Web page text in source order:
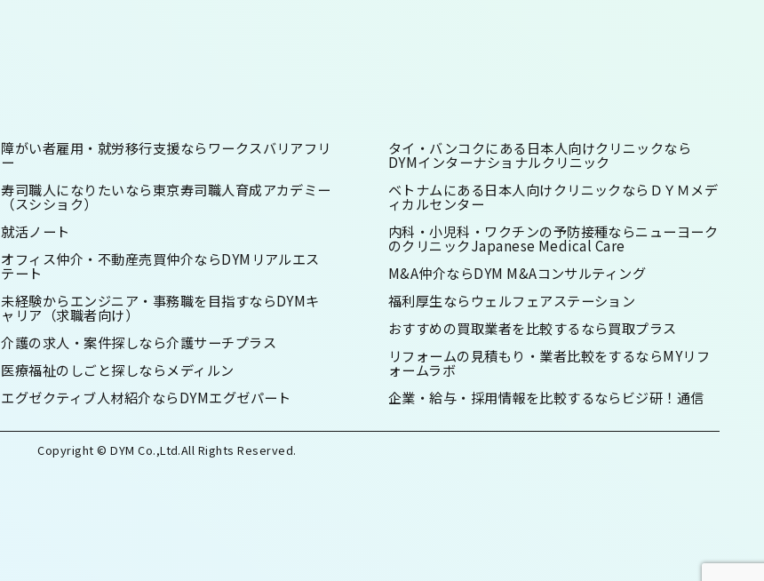
障がい者雇用・就労移行支援ならワークスバリアフリ
ー
寿司職人になりたいなら東京寿司職人育成アカデミー
（スシショク）
就活ノート
オフィス仲介・不動産売買仲介ならDYMリアルエス
テート
未経験からエンジニア・事務職を目指すならDYMキ
ャリア（求職者向け）
介護の求人・案件探しなら介護サーチプラス
医療福祉のしごと探しならメディルン
エグゼクティブ人材紹介ならDYMエグゼパート
タイ・バンコクにある日本人向けクリニックなら
DYMインターナショナルクリニック
ベトナムにある日本人向けクリニックならＤＹＭメデ
ィカルセンター
内科・小児科・ワクチンの予防接種ならニューヨーク
のクリニックJapanese Medical Care
M&A仲介ならDYM M&Aコンサルティング
福利厚生ならウェルフェアステーション
おすすめの買取業者を比較するなら買取プラス
リフォームの見積もり・業者比較をするならMYリフ
ォームラボ
企業・給与・採用情報を比較するならビジ研！通信
Copyright © DYM Co.,Ltd.All Rights Reserved.